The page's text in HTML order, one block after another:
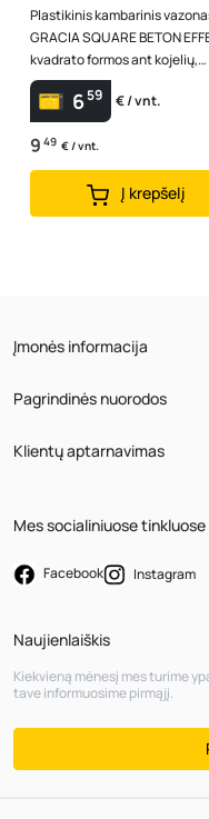
Plastikinis kambarinis
GRACIA SQUARE BETON
kvadrato formos ant kojelių,
pilkos sp., vazono skersmuo 24
c...
659 € / vnt.
9 49 € / vnt.
Į krepšelį
Įmonės informacija
Pagrindinės nuorodos
Klientų aptarnavimas
Mes socialiniuose tinkluose
Facebook Instagram
Naujienlaiškis
Kiekvieną mėnesį mes turime
tave informuosime pirmąjį.